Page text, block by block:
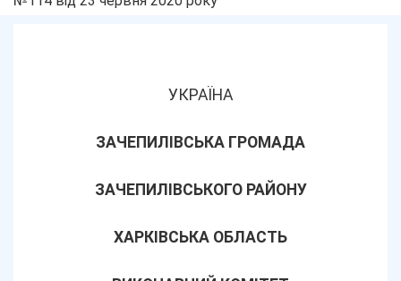
УКРАЇНА
ЗАЧЕПИЛІВСЬКА ГРОМАДА
ЗАЧЕПИЛІВСЬКОГО РАЙОНУ
ХАРКІВСЬКА ОБЛАСТЬ